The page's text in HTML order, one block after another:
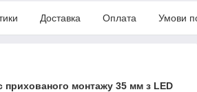
Доставка Оплата Умови
прихованого монтажу 35 мм з LED